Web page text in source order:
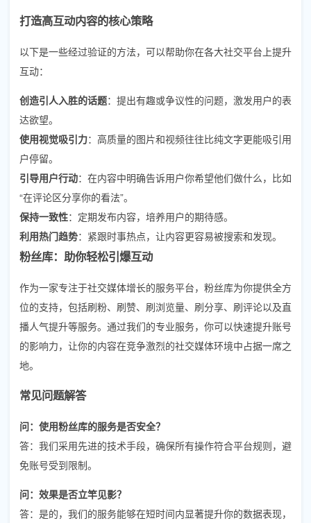
打造高互动内容的核心策略
以下是一些经过验证的方法，可以帮助你在各大社交平台上提升
互动：
创造引人入胜的话题：提出有趣或争议性的问题，激发用户的表
达欲望。
使用视觉吸引力：高质量的图片和视频往往比纯文字更能吸引用
户停留。
引导用户行动：在内容中明确告诉用户你希望他们做什么，比如
“在评论区分享你的看法”。
保持一致性：定期发布内容，培养用户的期待感。
利用热门趋势：紧跟时事热点，让内容更容易被搜索和发现。
粉丝库：助你轻松引爆互动
作为一家专注于社交媒体增长的服务平台，粉丝库为你提供全方
位的支持，包括刷粉、刷赞、刷浏览量、刷分享、刷评论以及直
播人气提升等服务。通过我们的专业服务，你可以快速提升账号
的影响力，让你的内容在竞争激烈的社交媒体环境中占据一席之
地。
常见问题解答
问：使用粉丝库的服务是否安全？
答：我们采用先进的技术手段，确保所有操作符合平台规则，避
免账号受到限制。
问：效果是否立竿见影？
答：是的，我们的服务能够在短时间内显著提升你的数据表现，